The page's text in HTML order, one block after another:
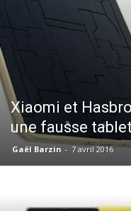
Xiaomi et
une fausse
Gaël Barzin - 7 avril 2016